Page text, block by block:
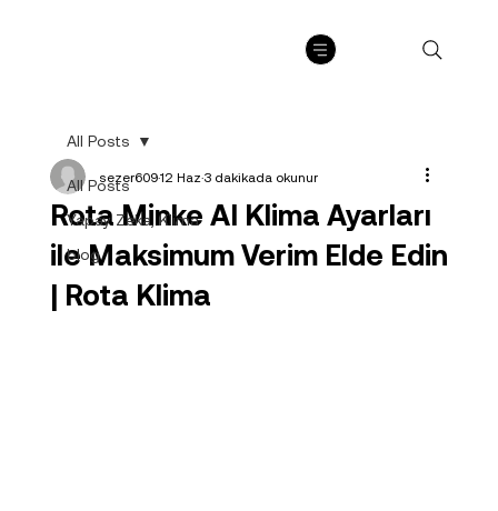
All Posts
Yapay Zeka, Klima
blog
All Posts
Rota Minke AI Klima Ayarları
ile Maksimum Verim Elde Edin
| Rota Klima
sezer60912 Haz3 dakikada okunur